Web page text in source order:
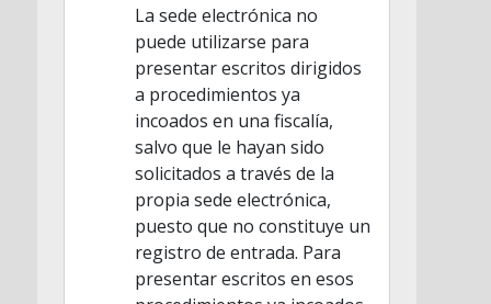
La sede electrónica no
puede utilizarse para
presentar escritos dirigidos
a procedimientos ya
incoados en una fiscalía,
salvo que le hayan sido
solicitados a través de la
propia sede electrónica,
puesto que no constituye un
registro de entrada. Para
presentar escritos en esos